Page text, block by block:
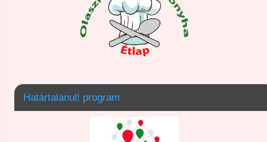
Határtalanul! program